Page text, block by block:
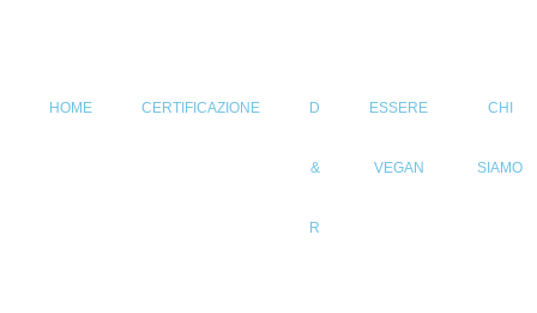
HOME CERTIFICAZIONE D
&
R
ESSERE
VEGAN
CHI
SIAMO